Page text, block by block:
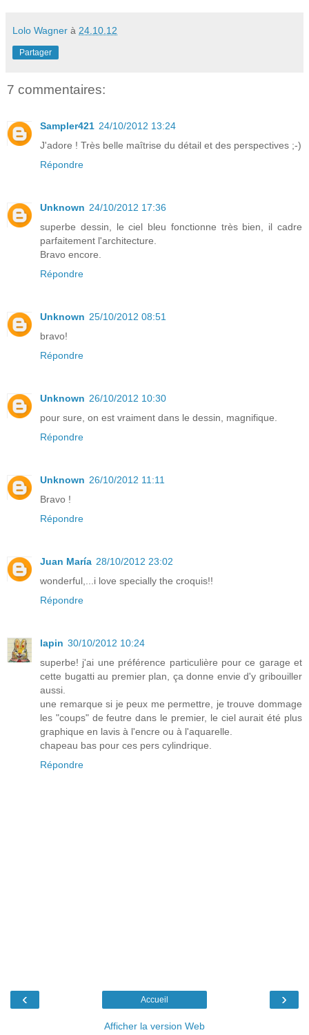
Lolo Wagner à 24.10.12
Partager
7 commentaires:
Sampler421 24/10/2012 13:24
J'adore ! Très belle maîtrise du détail et des perspectives ;-)
Répondre
Unknown 24/10/2012 17:36
superbe dessin, le ciel bleu fonctionne très bien, il cadre
parfaitement l'architecture.
Bravo encore.
Répondre
Unknown 25/10/2012 08:51
bravo!
Répondre
Unknown 26/10/2012 10:30
pour sure, on est vraiment dans le dessin, magnifique.
Répondre
Unknown 26/10/2012 11:11
Bravo !
Répondre
Juan María 28/10/2012 23:02
wonderful,...i love specially the croquis!!
Répondre
lapin 30/10/2012 10:24
superbe! j'ai une préférence particulière pour ce garage et
cette bugatti au premier plan, ça donne envie d'y gribouiller
aussi.
une remarque si je peux me permettre, je trouve dommage
les "coups" de feutre dans le premier, le ciel aurait été plus
graphique en lavis à l'encre ou à l'aquarelle.
chapeau bas pour ces pers cylindrique.
Répondre
‹ ›
Accueil
Afficher la version Web